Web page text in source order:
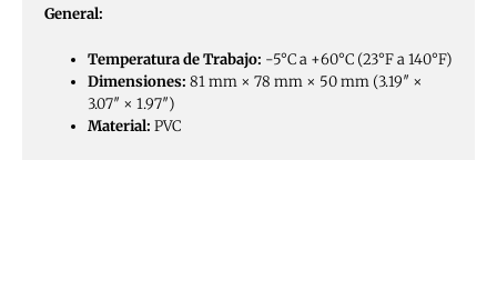
General:
Temperatura de Trabajo: -5°C a +60°C (23°F a 140°F)
Dimensiones: 81 mm × 78 mm × 50 mm (3.19″ ×
3.07″ × 1.97″)
Material: PVC